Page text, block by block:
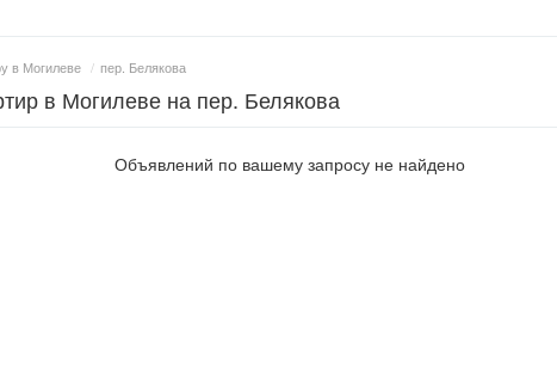
в Могилеве / пер. Белякова
в Могилеве на пер. Белякова
Объявлений по вашему запросу не найдено